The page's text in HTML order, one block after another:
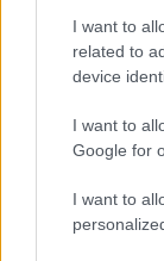
I want to
related to
device
I want to
Google for
I want to